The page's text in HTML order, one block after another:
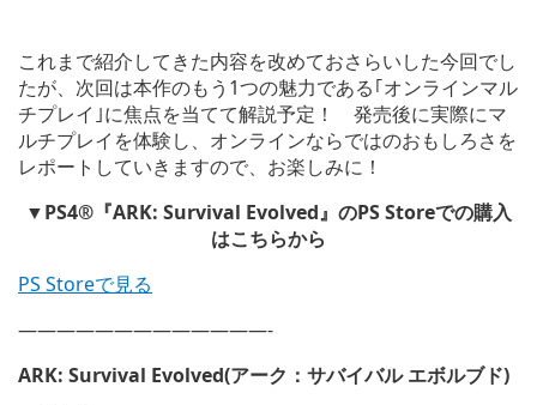
これまで紹介してきた内容を改めておさらいした今回でし
たが、次回は本作のもう1つの魅力である｢オンラインマル
チプレイ｣に焦点を当てて解説予定！ 発売後に実際にマ
ルチプレイを体験し、オンラインならではのおもしろさを
レポートしていきますので、お楽しみに！
▼PS4®『ARK: Survival Evolved』のPS Storeでの購入
はこちらから
PS Storeで見る
—————————————-
ARK: Survival Evolved(アーク：サバイバル エボルブド)